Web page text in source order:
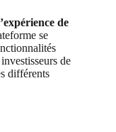
de
se
de
différents